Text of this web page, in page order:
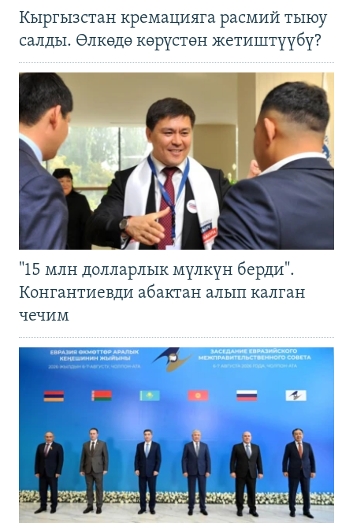
Кыргызстан кремацияга расмий тыюу
салды. Өлкөдө көрүстөн жетиштүүбү?
"15 млн долларлык мүлкүн берди".
Конгантиевди абактан алып калган
чечим